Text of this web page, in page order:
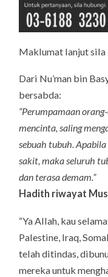
Maklumat lanjut
Dari Nu’man bin
bersabda:
“Perumpamaan
mencinta, saling
sebuah tubuh.
sakit, maka seluruh
dan terasa demam.”
Hadith riwayat
“Ya Allah, kau
Palestine, Iraq,
telah ditindas,
mereka untuk